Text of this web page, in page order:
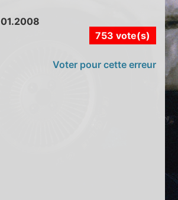
753 vote(s)
Voter pour cette erreur